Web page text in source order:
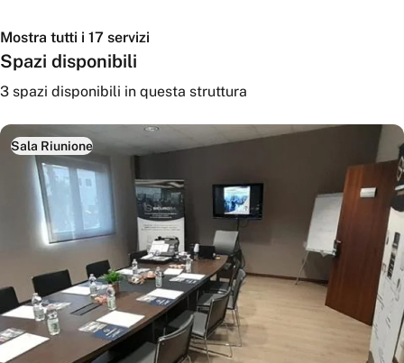
Mostra tutti i 17 servizi
Spazi disponibili
3 spazi disponibili in questa struttura
Sala Riunione